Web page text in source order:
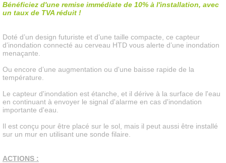
Bénéficiez d'une remise immédiate de 10% à l'installation, avec
un taux de TVA réduit !
Doté d’un design futuriste et d’une taille compacte, ce capteur
d’inondation connecté au cerveau HTD vous alerte d’une inondation
menaçante.
Ou encore d’une augmentation ou d'une baisse rapide de la
température.
Le capteur d'inondation est étanche, et il dérive à la surface de l'eau
en continuant à envoyer le signal d'alarme en cas d'inondation
importante d'eau.
Il est conçu pour être placé sur le sol, mais il peut aussi être installé
sur un mur en utilisant une sonde filaire.
ACTIONS :